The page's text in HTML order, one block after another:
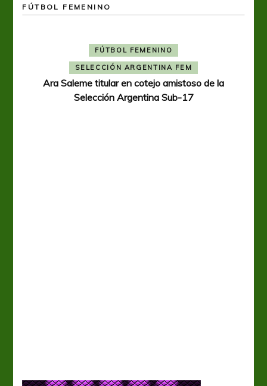
FÚTBOL FEMENINO
FÚTBOL FEMENINO
SELECCIÓN ARGENTINA FEM
Ara Saleme titular en cotejo amistoso de la
Selección Argentina Sub-17